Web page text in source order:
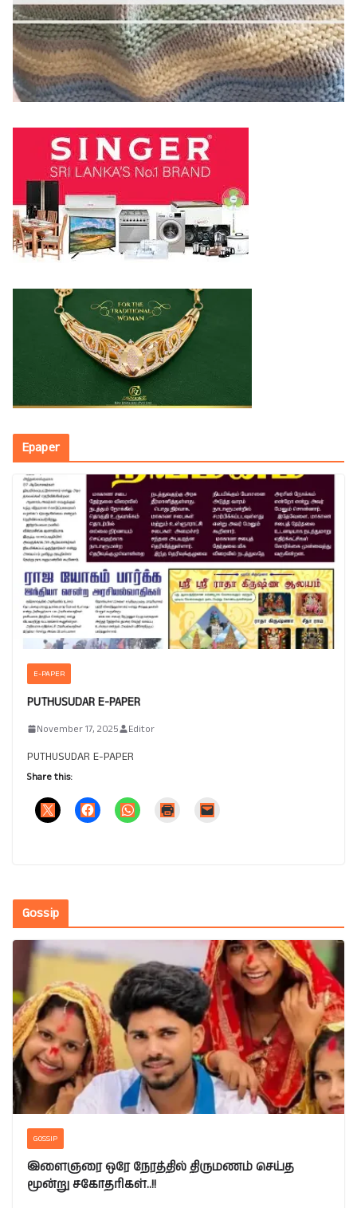
Epaper
E-PAPER
PUTHUSUDAR E-PAPER
November 17, 2025 Editor
PUTHUSUDAR E-PAPER
Share this:
Gossip
GOSSIP
இளைஞரை ஒரே நேரத்தில் திருமணம் செய்த
மூன்று சகோதரிகள்..!!